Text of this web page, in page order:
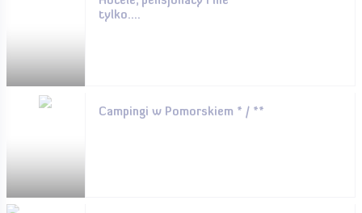
tylko....
Campingi w Pomorskiem * / **